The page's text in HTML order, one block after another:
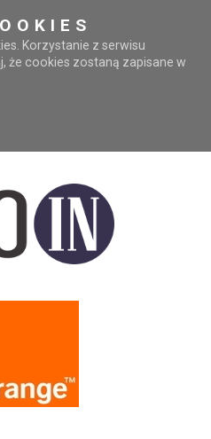
Korzystanie z serwisu
że cookies zostaną zapisane w